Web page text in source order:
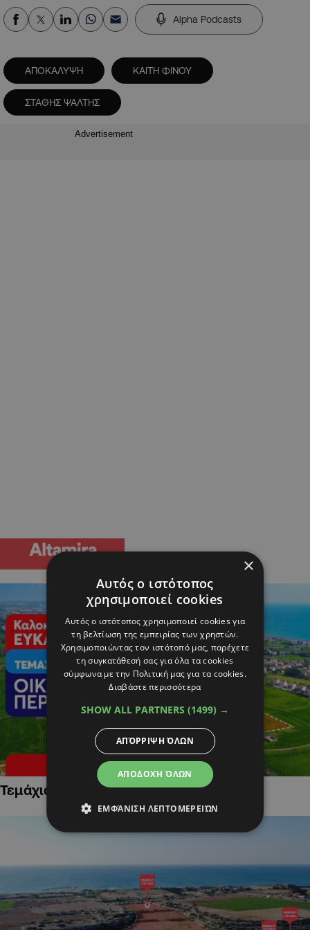
Alpha Podcasts
ΑΠΟΚΑΛΥΨΗ ΚΑΙΤΗ ΦΙΝΟΥ
ΣΤΑΘΗΣ ΨΑΛΤΗΣ
Advertisement
Τεμάχια Γης σε Οικιστικές Περιοχές
×
Αυτός ο ιστότοπος
χρησιμοποιεί cookies
Αυτός ο ιστότοπος χρησιμοποιεί cookies για
τη βελτίωση της εμπειρίας των χρηστών.
Χρησιμοποιώντας τον ιστότοπό μας, παρέχετε
τη συγκατάθεσή σας για όλα τα cookies
σύμφωνα με την Πολιτική μας για τα cookies.
Διαβάστε περισσότερα
SHOW ALL PARTNERS (1499) →
ΑΠΟΔΟΧΉ ΌΛΩΝ
ΑΠΌΡΡΙΨΗ ΌΛΩΝ
ΕΜΦΆΝΙΣΗ ΛΕΠΤΟΜΕΡΕΙΏΝ